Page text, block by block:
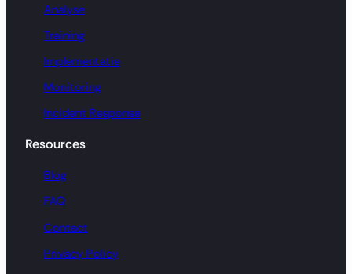
Analyse
Training
Implementatie
Monitoring
Incident Response
Resources
Blog
FAQ
Contact
Privacy Policy